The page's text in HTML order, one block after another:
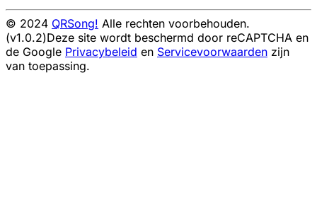
© 2024 QRSong! Alle rechten voorbehouden.
(v1.0.2)Deze site wordt beschermd door reCAPTCHA en
de Google Privacybeleid en Servicevoorwaarden zijn
van toepassing.